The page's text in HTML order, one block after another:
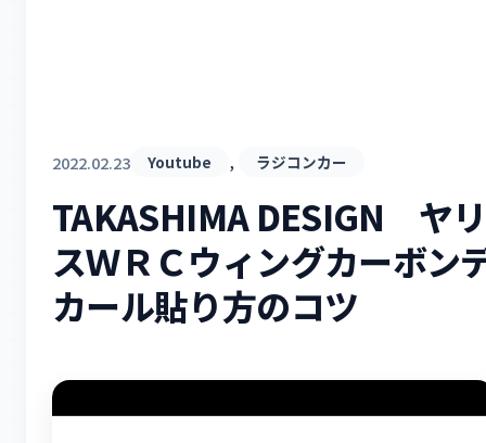
2022.02.23 Youtube , ラジコンカー
TAKASHIMA DESIGN ヤリ
スＷＲＣウィングカーボン
カール貼り方のコツ